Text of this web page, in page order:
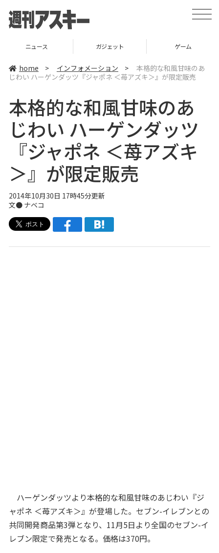
t
o
v
ニュース ガジェット ゲーム
home > インフォメーション >
本格的な和風甘味のあ
じわい ハーゲンダッツ『ジャポネ ＜苺アズキ＞』が限定販売
本格的な和風甘味のあ
じわい ハーゲンダッツ
『ジャポネ ＜苺アズキ
＞』が限定販売
2014年10月30日 17時45分更新
文● ナベコ
ハーゲンダッツより本格的な和風甘味のあじわい『ジ
ャポネ ＜苺アズキ＞』が登場した。セブン-イレブンとの
共同開発商品第3弾となり、11月5日より全国のセブン-イ
レブン限定で発売となる。価格は370円。